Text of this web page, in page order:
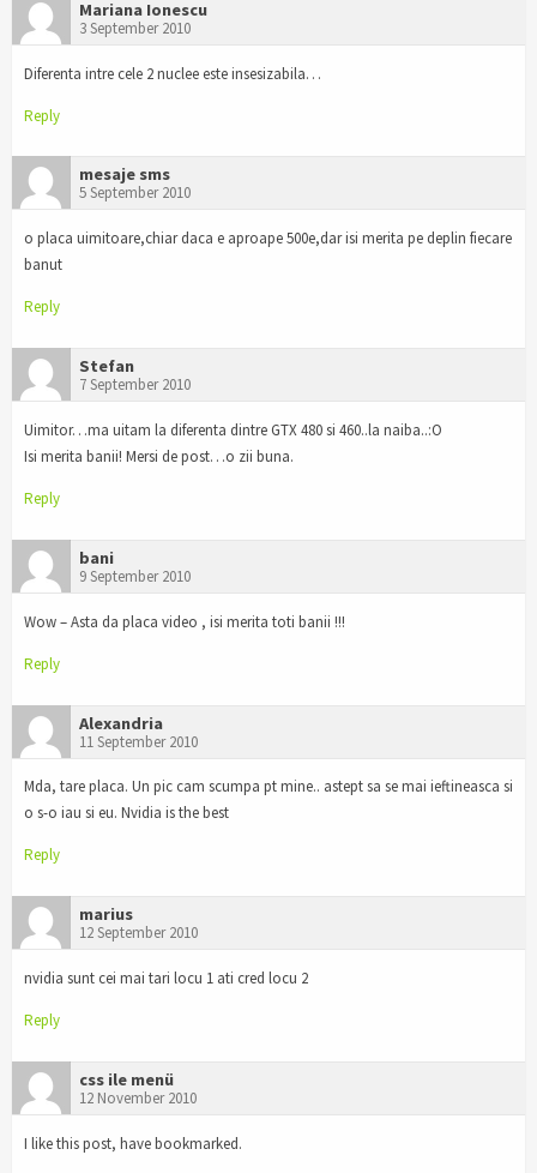
Mariana Ionescu
3 September 2010
Diferenta intre cele 2 nuclee este insesizabila…
Reply
mesaje sms
5 September 2010
o placa uimitoare,chiar daca e aproape 500e,dar isi merita pe deplin fiecare
banut
Reply
Stefan
7 September 2010
Uimitor…ma uitam la diferenta dintre GTX 480 si 460..la naiba..:O
Isi merita banii! Mersi de post…o zii buna.
Reply
bani
9 September 2010
Wow – Asta da placa video , isi merita toti banii !!!
Reply
Alexandria
11 September 2010
Mda, tare placa. Un pic cam scumpa pt mine.. astept sa se mai ieftineasca si
o s-o iau si eu. Nvidia is the best
Reply
marius
12 September 2010
nvidia sunt cei mai tari locu 1 ati cred locu 2
Reply
css ile menü
12 November 2010
I like this post, have bookmarked.